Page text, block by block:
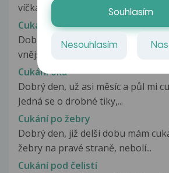
víčka u pravého oka. Denně...
Cukání oka
Dobrý den, již delší dobu mám
vnějším koutku oka, v oku...
Cukání oka
Dobrý den, už asi měsíc a půl mi
Jedná se o drobné tiky,...
Cukání po žebry
Dobrý den, již delší dobu mám
žebry na pravé straně, nebolí...
Cukání pod čelistí
Souhlasím
Nesouhlasím